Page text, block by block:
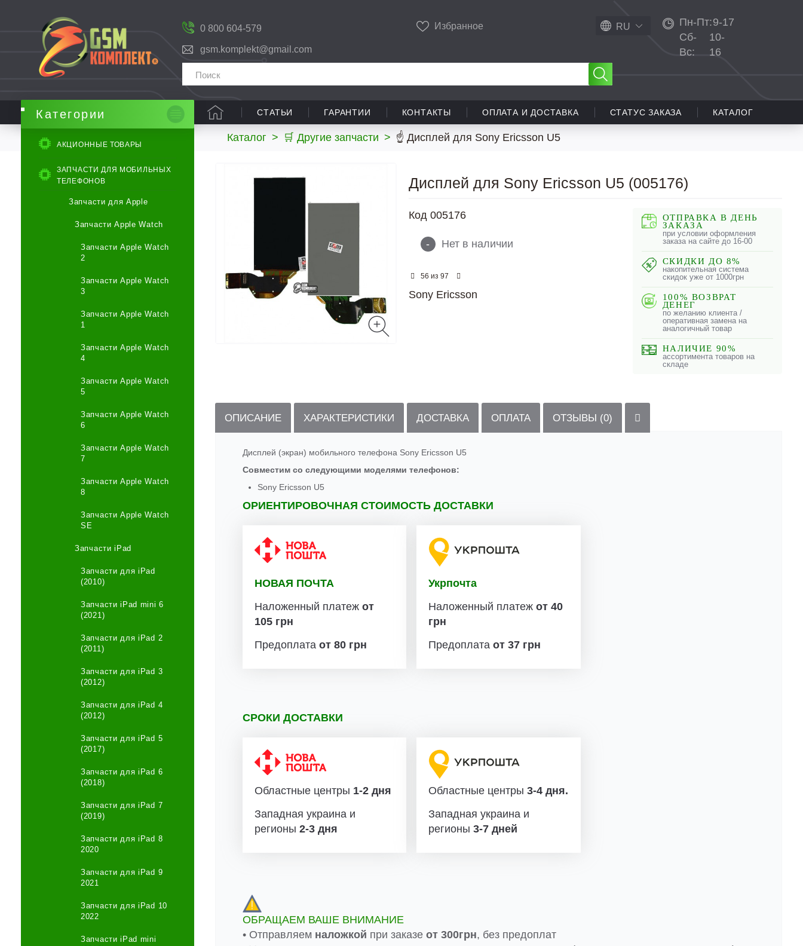
0 800 604-579
gsm.komplekt@gmail.com
Избранное RU Пн-Пт:9-17
Сб-
Вс:
10-
16
СТАТЬИ ГАРАНТИИ КОНТАКТЫ ОПЛАТА И ДОСТАВКА СТАТУС ЗАКАЗА КАТАЛОГ
Каталог > 🛒 Другие запчасти > ☝ Дисплей для Sony Ericsson U5
Категории
АКЦИОННЫЕ ТОВАРЫ
ЗАПЧАСТИ ДЛЯ МОБИЛЬНЫХ
ТЕЛЕФОНОВ
Запчасти для Apple
Запчасти Apple Watch
Запчасти Apple Watch
2
Запчасти Apple Watch
3
Запчасти Apple Watch
1
Запчасти Apple Watch
4
Запчасти Apple Watch
5
Запчасти Apple Watch
6
Запчасти Apple Watch
7
Запчасти Apple Watch
8
Запчасти Apple Watch
SE
Запчасти iPad
Запчасти для iPad
(2010)
Запчасти iPad mini 6
(2021)
Запчасти для iPad 2
(2011)
Запчасти для iPad 3
(2012)
Запчасти для iPad 4
(2012)
Запчасти для iPad 5
(2017)
Запчасти для iPad 6
(2018)
Запчасти для iPad 7
(2019)
Запчасти для iPad 8
2020
Запчасти для iPad 9
2021
Запчасти для iPad 10
2022
Запчасти iPad mini
Дисплей для Sony Ericsson U5 (005176)
Код 005176
- Нет в наличии
56 из 97
Sony Ericsson
ОТПРАВКА В ДЕНЬ
ЗАКАЗА
при условии оформления
заказа на сайте до 16-00
СКИДКИ ДО 8%
накопительная система
скидок уже от 1000грн
100% ВОЗВРАТ
ДЕНЕГ
по желанию клиента /
оперативная замена на
аналогичный товар
НАЛИЧИЕ 90%
ассортимента товаров на
складе
ОПИСАНИЕ ХАРАКТЕРИСТИКИ ДОСТАВКА ОПЛАТА ОТЗЫВЫ (0)
Дисплей (экран) мобильного телефона Sony Ericsson U5
Совместим со следующими моделями телефонов:
Sony Ericsson U5
ОРИЕНТИРОВОЧНАЯ СТОИМОСТЬ ДОСТАВКИ
НОВАЯ ПОЧТА
Наложенный платеж от
105 грн
Предоплата от 80 грн
Укрпочта
Наложенный платежот 40
грн
Предоплатаот 37 грн
СРОКИ ДОСТАВКИ
Областные центры 1-2 дня
Западная украина и
регионы 2-3 дня
Областные центры 3-4 дня.
Западная украина и
регионы 3-7 дней
ОБРАЩАЕМ ВАШЕ ВНИМАНИЕ
• Отправляем наложкой при заказе от 300грн, без предоплат